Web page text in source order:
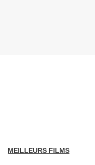
MEILLEURS FILMS